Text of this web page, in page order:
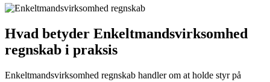
Hvad betyder Enkeltmandsvirksomhed
regnskab i praksis
Enkeltmandsvirksomhed regnskab handler om at holde styr på